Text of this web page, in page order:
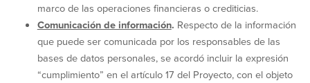
marco de las operaciones financieras o crediticias.
Comunicación de información. Respecto de la información
que puede ser comunicada por los responsables de las
bases de datos personales, se acordó incluir la expresión
“cumplimiento” en el artículo 17 del Proyecto, con el objeto